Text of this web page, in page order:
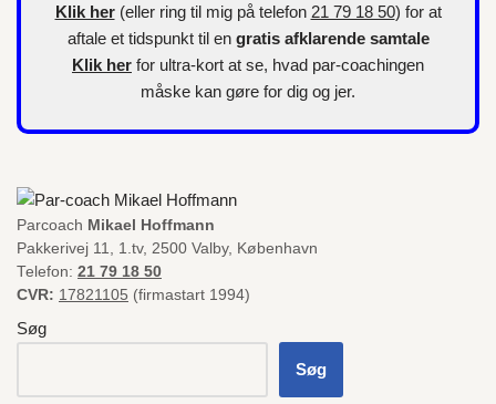
Klik her(eller ring til mig på telefon 21 79 18 50) for at
aftale et tidspunkt til en gratis afklarende samtale
Klik her for ultra-kort at se, hvad par-coachingen
måske kan gøre for dig og jer.
Parcoach Mikael Hoffmann
Pakkerivej 11, 1.tv, 2500 Valby, København
Telefon: 21 79 18 50
CVR: 17821105 (firmastart 1994)
Søg
Søg